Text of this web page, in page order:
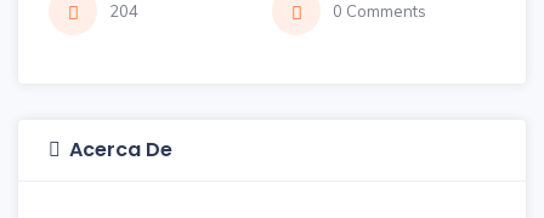
204 0 Comments
Acerca De